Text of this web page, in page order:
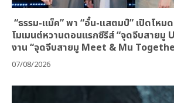
“ธรรม-แม็ค” พา “อั๋น-แสตมป์” เปิดโห
โมเมนต์หวานตอนแรกซีรีส์ “จุดจีบสายมู
งาน “จุดจีบสายมู Meet & Mu
07/08/2026